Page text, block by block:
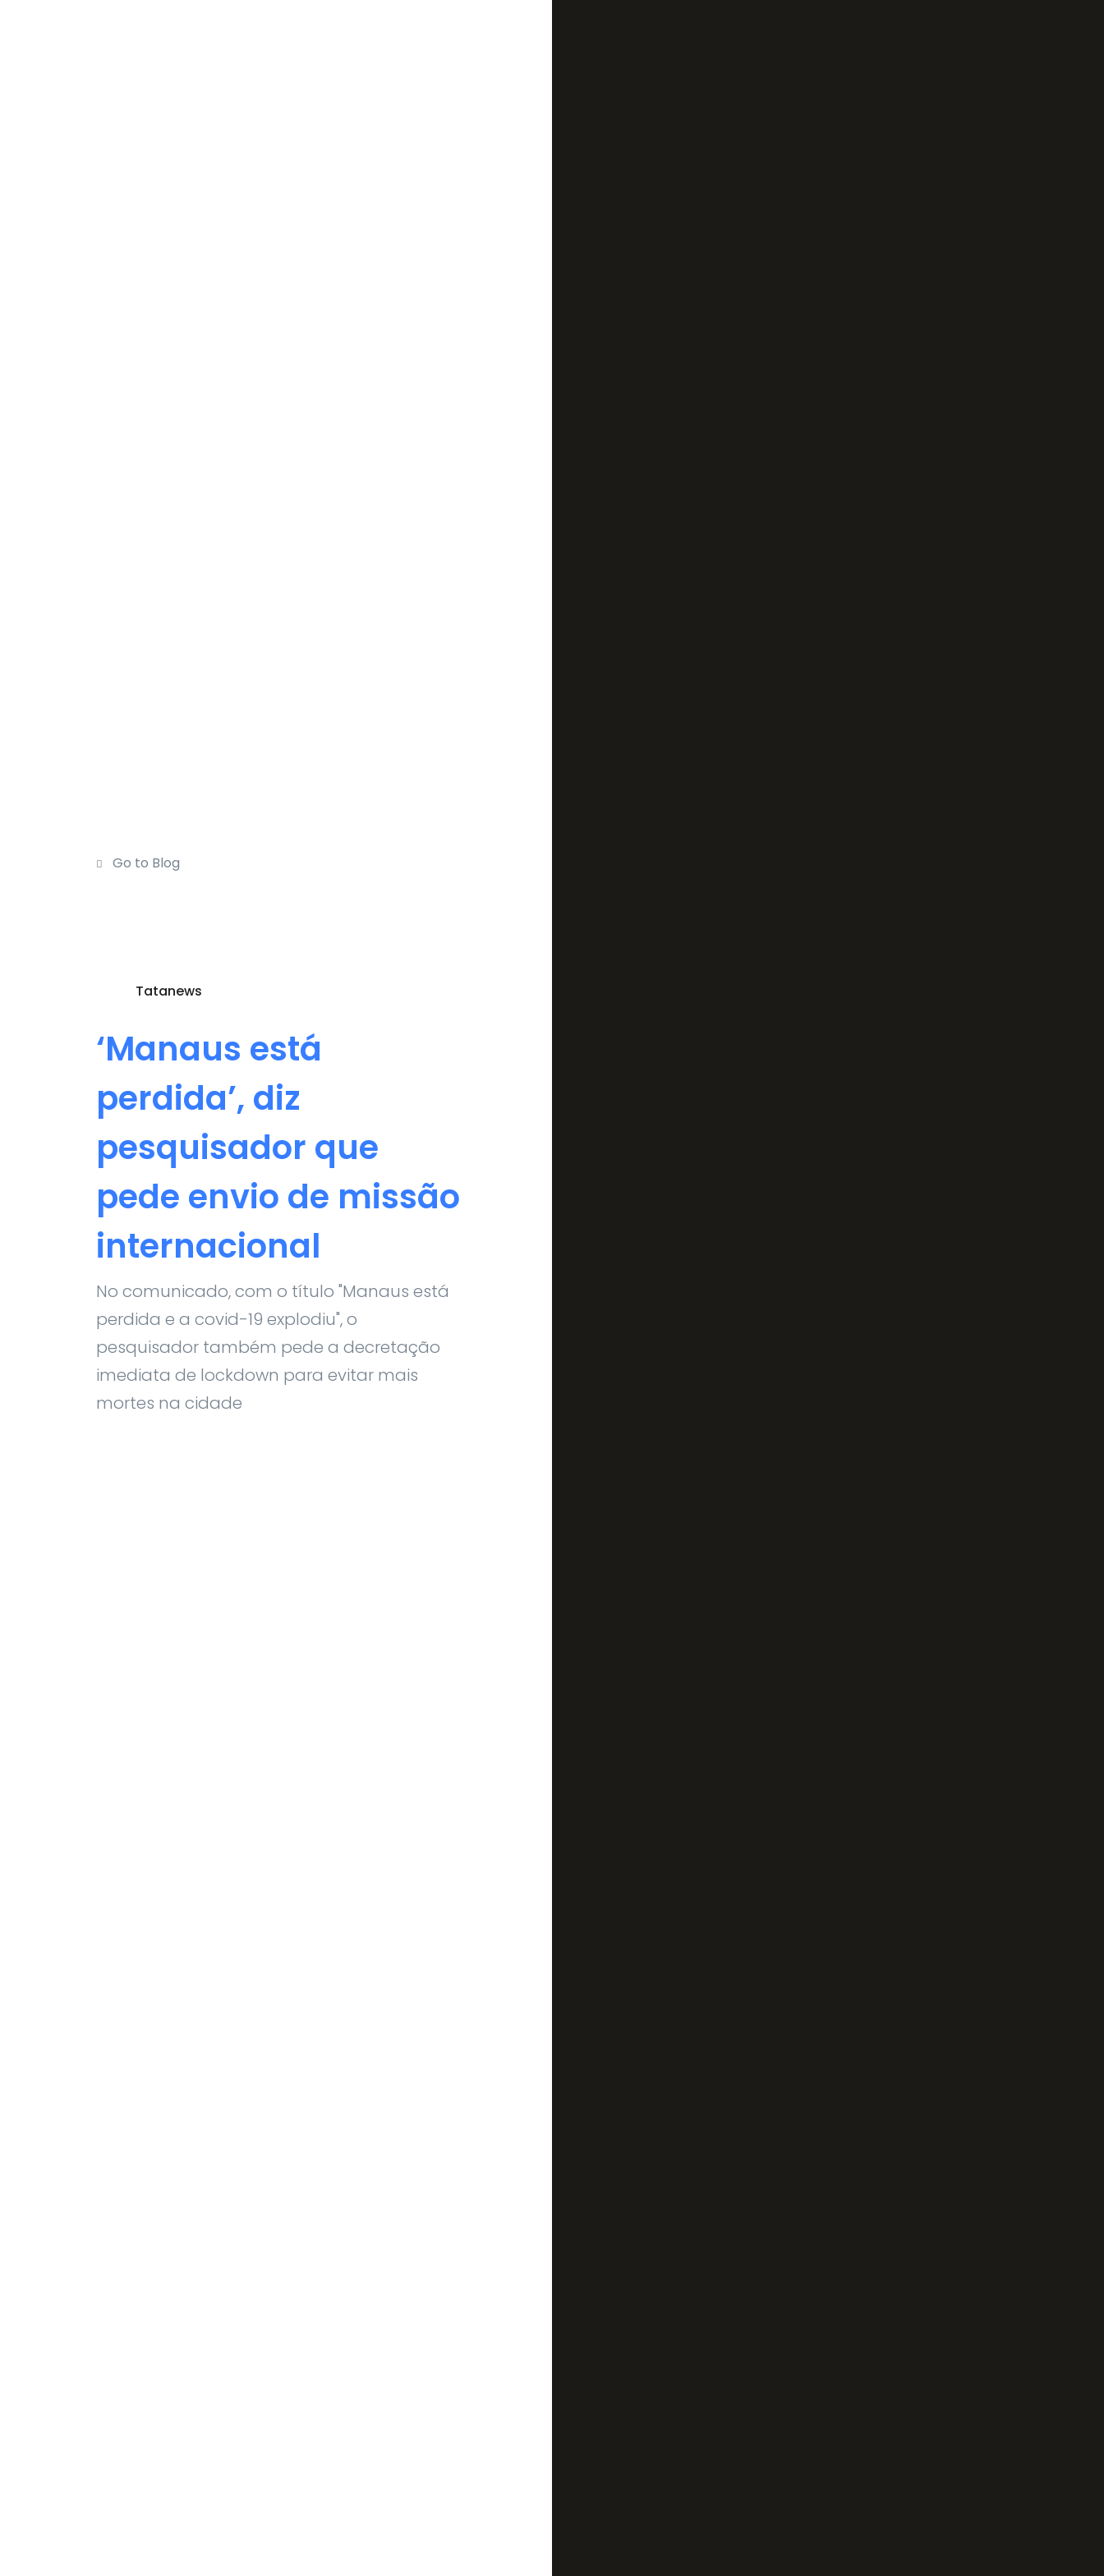
Go to Blog
Tatanews
‘Manaus está
perdida’, diz
pesquisador que
pede envio de missão
internacional
No comunicado, com o título "Manaus está
perdida e a covid-19 explodiu", o
pesquisador também pede a decretação
imediata de lockdown para evitar mais
mortes na cidade